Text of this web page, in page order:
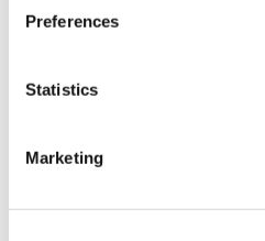
Preferences
Statistics
Marketing
universiteit Fundação Getulio